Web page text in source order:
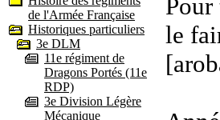
de l'Armée Française
Historiques particuliers
3e DLM
11e régiment de
Dragons Portés (11e
RDP)
3e Division Légère
Mécanique
le